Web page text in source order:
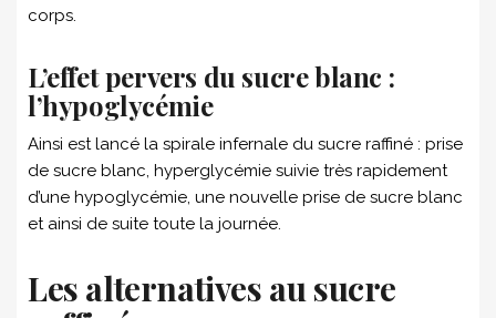
corps.
L’effet pervers du sucre blanc :
l’hypoglycémie
Ainsi est lancé la spirale infernale du sucre raffiné : prise
de sucre blanc, hyperglycémie suivie très rapidement
d’une hypoglycémie, une nouvelle prise de sucre blanc
et ainsi de suite toute la journée.
Les alternatives au sucre